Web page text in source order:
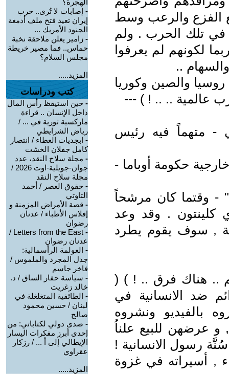
الفزع والرعب وسط
في تلك الحرب . ولم
لكونهم لم يعرفوا
..
والصين وكوريا
عالمية .. .. ! ) ---
- متهماً فيه رئيس
حكومة أوباما -
" - وقتما كان مرشحاً
كلينتون . وقد وعد
, سوف يقوم يطرد
.. هناك فرق .. ! ) (
ضد الانسانية في
بالفيديو ونشروه
و عرضهن للبيع علناُ
رسول الانسانية !
, أسيراته في غزوة
الهجرة؟
- إصابات لا تُرى.. حرب
إيران تعيد فتح ملف أدمغة
الجنود الأمريك ...
- زامير يعلن ملاحقة نخبة
حماس.. فما مصير خريطة
مجلس السلام؟
المزيد.....
كتب ودراسات
- حين استيقظ رأس المال
داخل الإنسان .. قراءة
ماركسية ثورية في ... /
رياض الشرايطي
- ابجديات العطاء / انتصار
كامل جفلان الخشت
- مجلة سلاح النقد، عدد
جوان-جويلية-اوت 2026 /
مجلة سلاح النقد
- حقوق العصر / أحمد
التاوتي
- قصة الأمراض المزمنة و
إفلاس الأطباء / عدنان
رضوان
-
Letters from the East /
عدنان رضوان
- العولمة الرأسمالية:
جدل المجرد والملموس /
فاخر جاسم
- سياسة حفار الساق / د.
خالد زغريت
- الطائفية المتغلغلة في
لبنان / حسين محمود
صالح
- صدى دولي لكتاباتي: من
إحدى أبرز مفكرات اليسار
الإيطالي إلى أ ... / رزكار
عقراوي
المزيد.....